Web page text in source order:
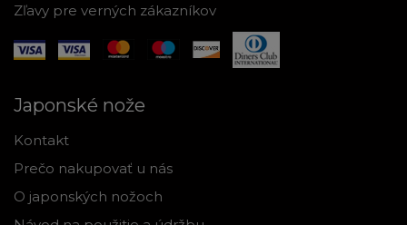
Zľavy pre verných zákazníkov
Japonské nože
Kontakt
Prečo nakupovať u nás
O japonských nožoch